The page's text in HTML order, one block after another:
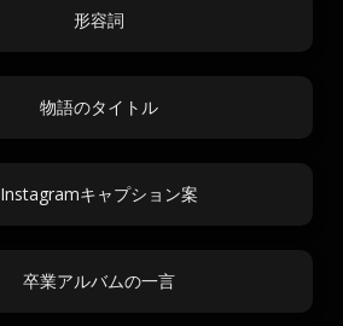
形容詞
物語のタイトル
Instagramキャプション案
卒業アルバムの一言